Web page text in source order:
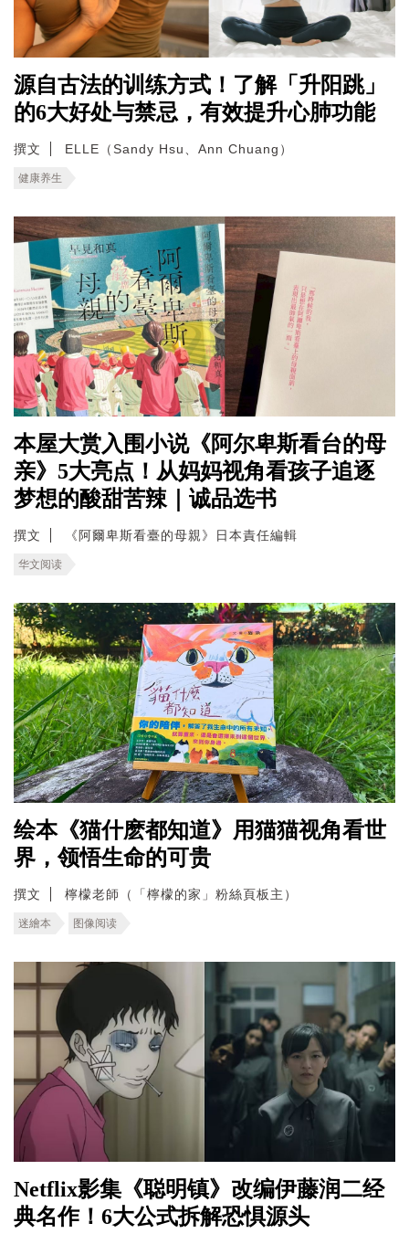
源自古法的训练方式！了解「升阳跳」
的6大好处与禁忌，有效提升心肺功能
撰文 ELLE（Sandy Hsu、Ann Chuang）
健康养生
本屋大赏入围小说《阿尔卑斯看台的母
亲》5大亮点！从妈妈视角看孩子追逐
梦想的酸甜苦辣｜诚品选书
撰文 《阿爾卑斯看臺的母親》日本責任編輯
华文阅读
绘本《猫什麽都知道》用猫猫视角看世
界，领悟生命的可贵
撰文 檸檬老師（「檸檬的家」粉絲頁板主）
迷繪本 图像阅读
Netflix影集《聪明镇》改编伊藤润二经
典名作！6大公式拆解恐惧源头